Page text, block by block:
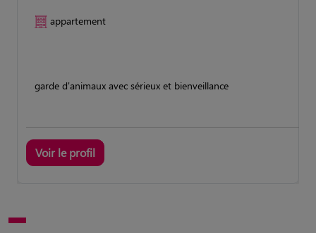
appartement
garde d'animaux avec sérieux et bienveillance
Voir le profil